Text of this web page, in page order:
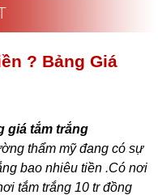
? Bảng Giá
giá tắm trắng
thẩm mỹ đang có sự
bao nhiêu tiền .Có nơi
tắm trắng 10 tr đồng